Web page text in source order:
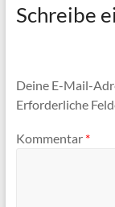
Schreibe
Deine E-Mail-
Erforderliche
Kommentar *